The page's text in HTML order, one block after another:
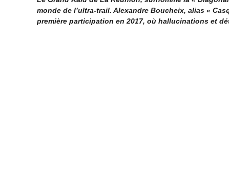
monde de l’ultra-trail. Alexandre Boucheix, alias «
première participation en 2017, où hallucinations et